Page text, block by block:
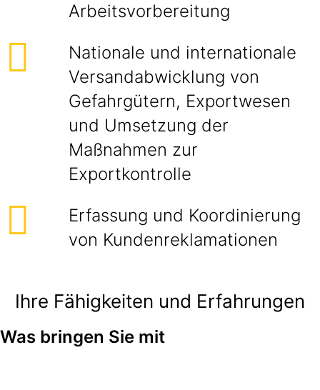
Arbeitsvorbereitung
Nationale und internationale
Versandabwicklung von
Gefahrgütern, Exportwesen
und Umsetzung der
Maßnahmen zur
Exportkontrolle
Erfassung und Koordinierung
von Kundenreklamationen
Ihre Fähigkeiten und Erfahrungen
Was bringen Sie mit